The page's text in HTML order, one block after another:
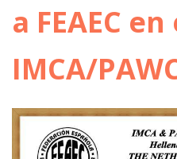
a FEAEC
IMCA/